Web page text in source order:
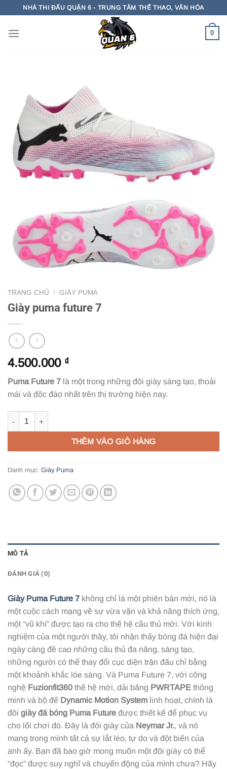
nội
NHÀ THI ĐẤU QUẬN 6 - TRUNG TÂM THỂ THAO, VĂN HÓA
0
TRANG CHỦ / GIÀY PUMA
Giày puma future 7
4.500.000 ₫
Puma Future 7 là một trong những đôi giày sáng tạo, thoải
mái và độc đáo nhất trên thị trường hiện nay.
Giày puma future 7 số lượng
THÊM VÀO GIỎ HÀNG
Danh mục: Giày Puma
MÔ TẢ
ĐÁNH GIÁ (0)
Giày Puma Future 7 không chỉ là một phiên bản mới, nó là
một cuộc cách mạng về sự vừa vặn và khả năng thích ứng,
một “vũ khí” được tạo ra cho thế hệ cầu thủ mới. Với kinh
nghiệm của một người thầy, tôi nhận thấy bóng đá hiện đại
ngày càng đề cao những cầu thủ đa năng, sáng tạo,
những người có thể thay đổi cục diện trận đấu chỉ bằng
một khoảnh khắc lóe sáng. Và Puma Future 7, với công
nghệ Fuzionfit360 thế hệ mới, dải băng PWRTAPE thông
minh và bộ đế Dynamic Motion System linh hoạt, chính là
đôi giày đá bóng Puma Future được thiết kế để phục vụ
cho lối chơi đó. Đây là đôi giày của Neymar Jr., và nó
mang trong mình tất cả sự lắt léo, tự do và đột biến của
anh ấy. Bạn đã bao giờ mong muốn một đôi giày có thể
“đọc” được suy nghĩ và chuyển động của mình chưa? Hãy